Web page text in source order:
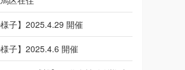
様子】2025.4.29 開催
様子】2025.4.6 開催